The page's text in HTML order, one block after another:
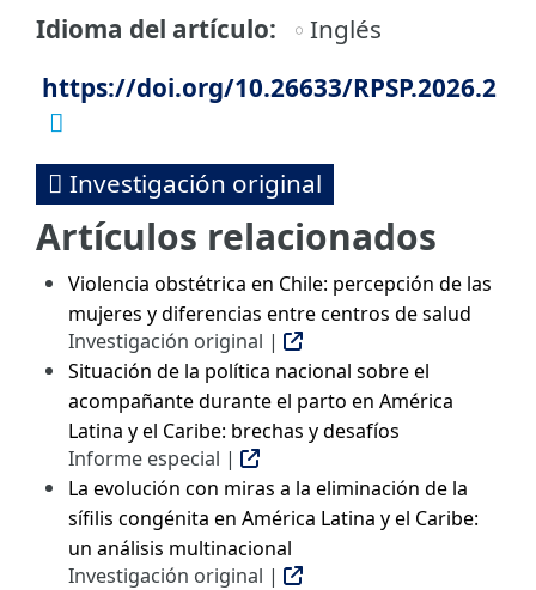
Idioma del artículo
Inglés
https://doi.org/10.26633/RPSP.2026.2
Investigación original
Artículos relacionados
Violencia obstétrica en Chile: percepción de las
mujeres y diferencias entre centros de salud
Investigación original |
Situación de la política nacional sobre el
acompañante durante el parto en América
Latina y el Caribe: brechas y desafíos
Informe especial |
La evolución con miras a la eliminación de la
sífilis congénita en América Latina y el Caribe:
un análisis multinacional
Investigación original |